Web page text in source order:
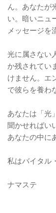
ん。あなたが
い。暗いニュ
メッセージを
光に属さない
か残されてい
けません。エ
で彼らを養わ
あなたは「光
聞かせればい
あなたの中に
私はバイタル
ナマステ